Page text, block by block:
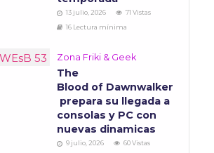
13 julio, 2026
71 Vistas
16 Lectura mínima
Zona Friki & Geek
The
Blood of Dawnwalker
prepara su llegada a
consolas y PC con
nuevas dinamicas
9 julio, 2026
60 Vistas